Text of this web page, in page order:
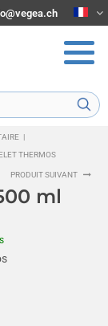
|
THERMOS
PRODUIT SUIVANT
ml